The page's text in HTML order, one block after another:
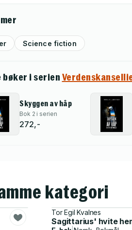
Science fiction
bøker i serien
Skyggen av håp
Bok 2 i serien
272,-
kategori
Tor Egil Kvalnes
Sagittarius' hvite